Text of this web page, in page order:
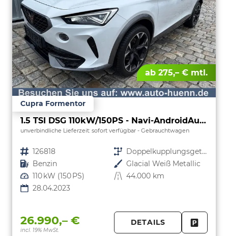
ab 275,– € mtl.
Cupra Formentor
1.5 TSI DSG 110kW/150PS - Navi-AndroidAuto&AppleCarPlay-ACC-Klimaautomatik 3Zonen-SHZ-Lenkradheizung-LED-PDC-Kamera-Sunset-Alu19"-sofort
unverbindliche Lieferzeit: sofort verfügbar Gebrauchtwagen
Fahrzeugnr. 126818 Getriebe
Doppelkupplungsgetriebe (DSG)
Kraftstoff Benzin Außenfarbe Glacial Weiß Metallic
Leistung 110 kW (150 PS) Kilometerstand 44.000 km
28.04.2023
26.990,– €
incl. 19% MwSt.
DETAILS